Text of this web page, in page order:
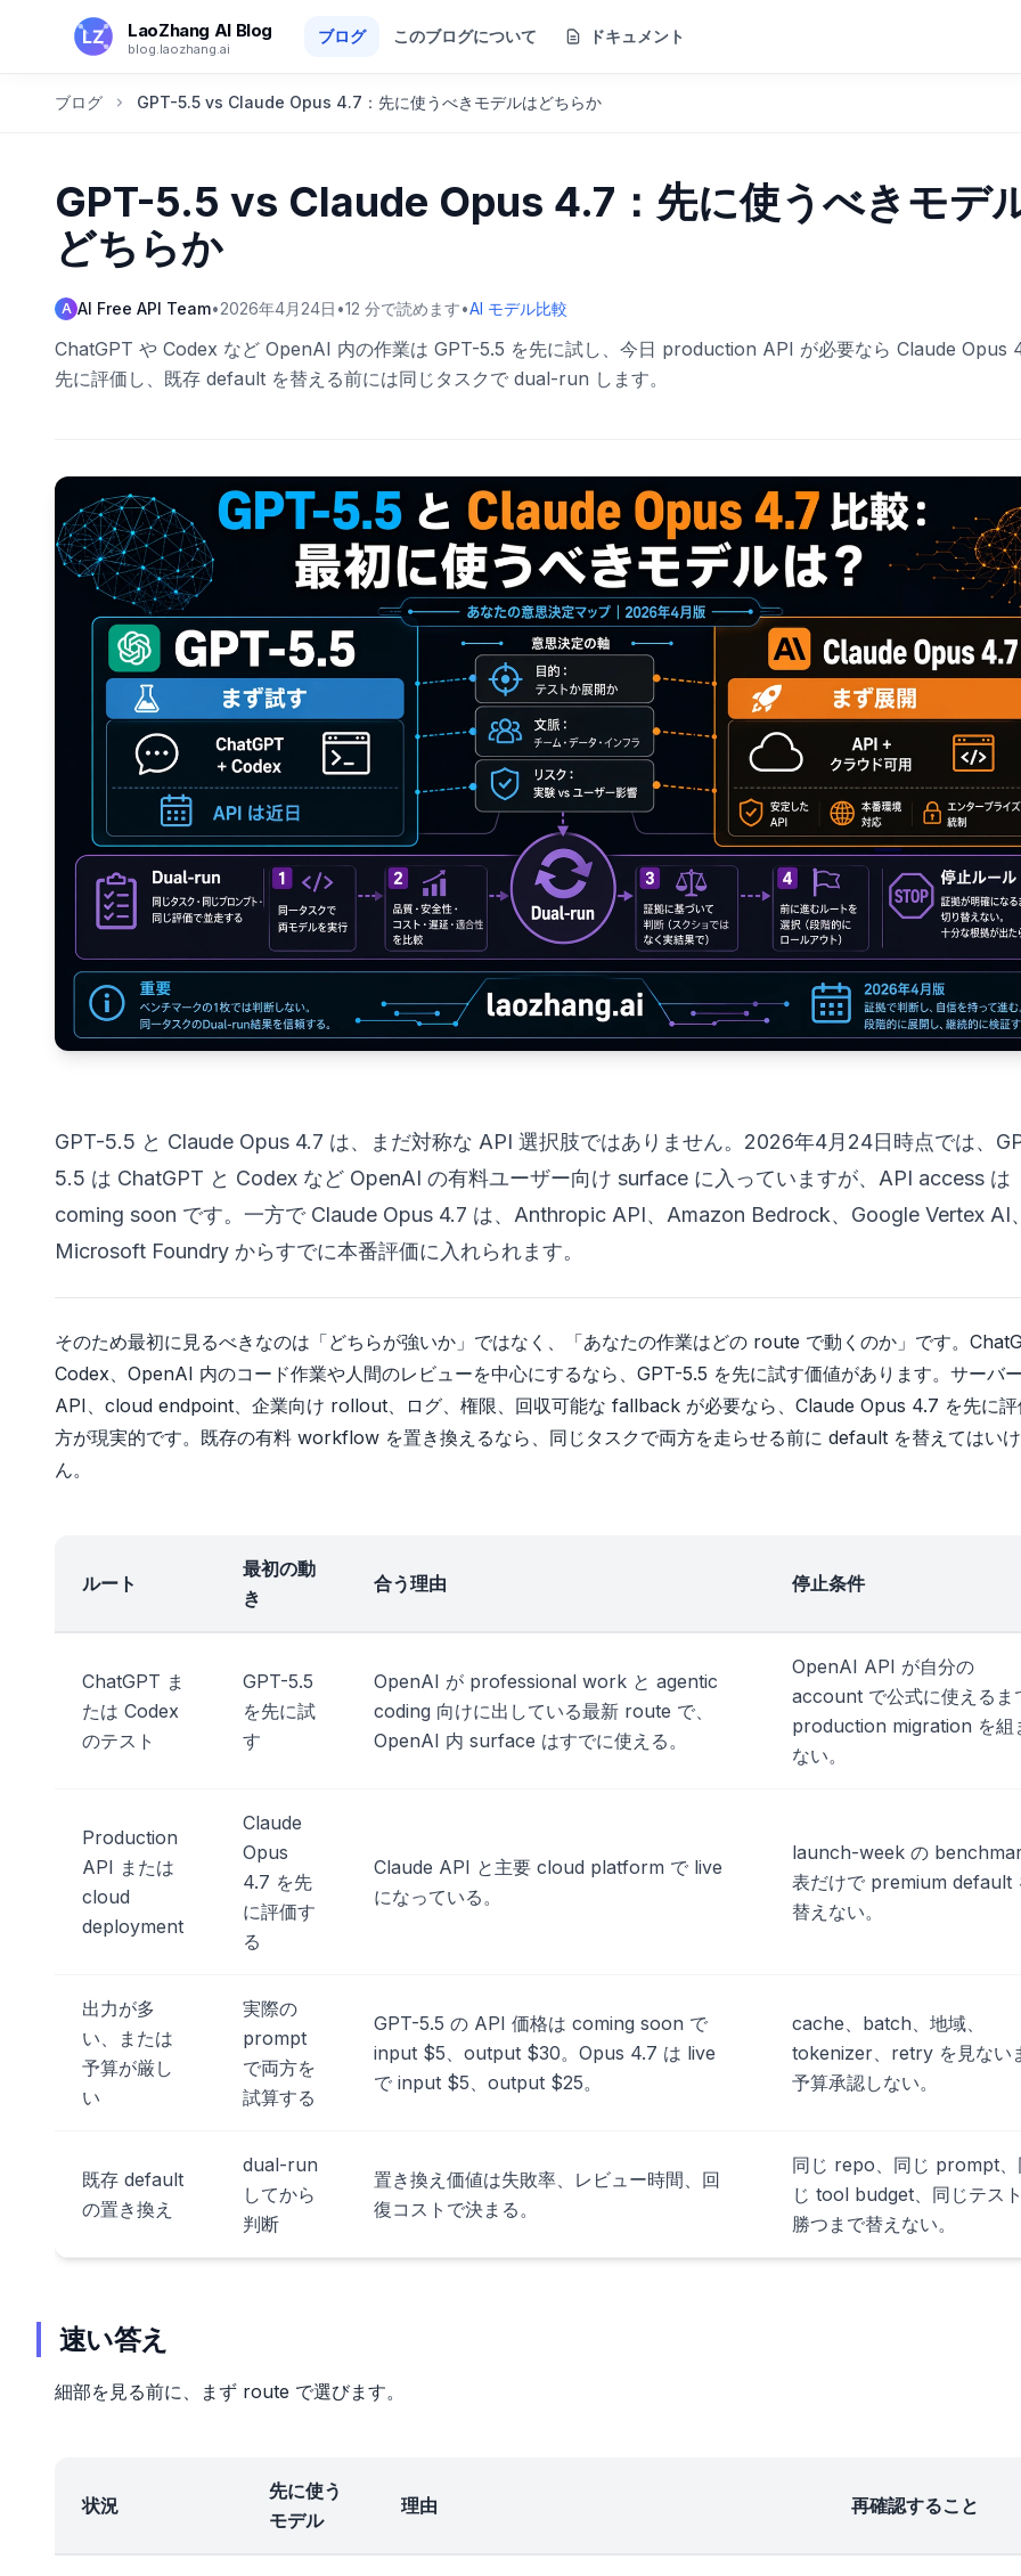
メインコンテンツへスキップ
LaoZhang AI Blog
blog.laozhang.ai
ブログ このブログについて ドキュメント
ブログ GPT-5.5 vs Claude Opus 4.7：先に使うべきモデルはどちらか
GPT-5.5 vs Claude Opus 4.7：先に使うべきモデ
どちらか
A AI Free API Team•2026年4月24日 •12 分で読めます•AI モデル比較
ChatGPT や Codex など OpenAI 内の作業は GPT-5.5 を先に試し、今日 production API が必要なら Claude Opus
先に評価し、既存 default を替える前には同じタスクで dual-run します。
GPT-5.5 と Claude Opus 4.7 は、まだ対称な API 選択肢ではありません。2026年4月24日時点では、
5.5 は ChatGPT と Codex など OpenAI の有料ユーザー向け surface に入っていますが、API access は
coming soon です。一方で Claude Opus 4.7 は、Anthropic API、Amazon Bedrock、Google Vertex AI、
Microsoft Foundry からすでに本番評価に入れられます。
そのため最初に見るべきなのは「どちらが強いか」ではなく、「あなたの作業はどの route で動くのか」です。
Codex、OpenAI 内のコード作業や人間のレビューを中心にするなら、GPT-5.5 を先に試す価値があります。サーバ
API、cloud endpoint、企業向け rollout、ログ、権限、回収可能な fallback が必要なら、Claude Opus 4.7 を先に評
方が現実的です。既存の有料 workflow を置き換えるなら、同じタスクで両方を走らせる前に default を替えてはい
ん。
ルート
最初の動
き
合う理由 停止条件
ChatGPT ま
たは Codex
のテスト
GPT-5.5
を先に試
す
OpenAI が professional work と agentic
coding 向けに出している最新 route で、
OpenAI 内 surface はすでに使える。
OpenAI API が自分の
account で公式に使えるま
production migration を組
ない。
Production
API または
cloud
deployment
Claude
Opus
4.7 を先
に評価す
る
Claude API と主要 cloud platform で live
になっている。
launch-week の
表だけで premium default
替えない。
出力が多
い、または
予算が厳し
い
実際の
prompt
で両方を
試算する
GPT-5.5 の API 価格は coming soon で
input $5、output $30。Opus 4.7 は live
で input $5、output $25。
cache、batch、地域、
tokenizer、retry を見ない
予算承認しない。
既存 default
の置き換え
dual-run
してから
判断
置き換え価値は失敗率、レビュー時間、回
復コストで決まる。
同じ repo、同じ prompt、
じ tool budget、同じテス
勝つまで替えない。
速い答え
細部を見る前に、まず route で選びます。
状況
先に使う
モデル
理由 再確認すること